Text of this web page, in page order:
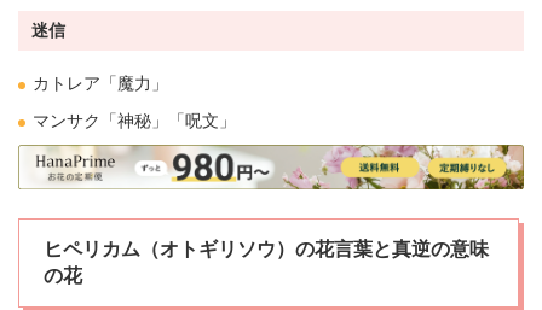
迷信
カトレア 「魔力」
マンサク
「神秘」「呪文」
ヒペリカム（オトギリソウ）の花言葉と真逆の意味
の花